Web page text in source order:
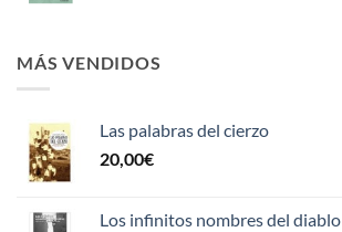
MÁS VENDIDOS
Las palabras del cierzo
20,00€
Los infinitos nombres del diablo